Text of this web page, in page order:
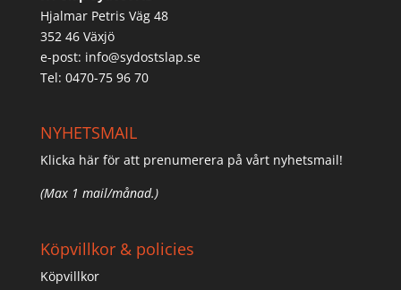
Hjalmar Petris Väg 48
352 46 Växjö
e-post: info@sydostslap.se
Tel: 0470-75 96 70
NYHETSMAIL
Klicka här för att prenumerera på vårt nyhetsmail!
(Max 1 mail/månad.)
Köpvillkor & policies
Köpvillkor